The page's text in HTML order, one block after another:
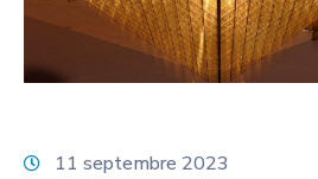
11 septembre 2023